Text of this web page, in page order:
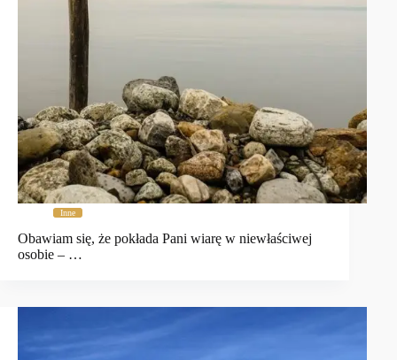
Inne
Obawiam się, że pokłada Pani wiarę w niewłaściwej
osobie – …